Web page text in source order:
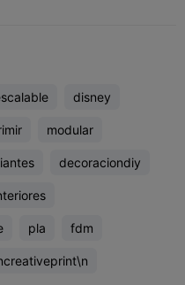
disney
modular
decoraciondiy
pla fdm